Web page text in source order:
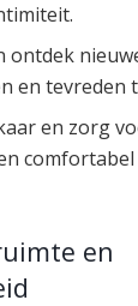
ontdek
en tevreden
en zorg
en